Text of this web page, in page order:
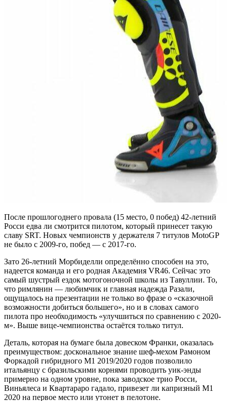
После прошлогоднего провала (15 место, 0 побед) 42-летний
Росси едва ли смотрится пилотом, который принесет такую
славу SRT. Новых чемпионств у держателя 7 титулов MotoGP
не было с 2009-го, побед — с 2017-го.
Зато 26-летний Морбиделли определённо способен на это,
надеется команда и его родная Академия VR46. Сейчас это
самый шустрый ездок мотогоночной школы из Тавуллии. То,
что римлянин — любимчик и главная надежда Разали,
ощущалось на презентации не только во фразе о «сказочной
возможности добиться большего», но и в словах самого
пилота про необходимость «улучшиться по сравнению с 2020-
м». Выше вице-чемпионства остаётся только титул.
Деталь, которая на бумаге была довеском Франки, оказалась
преимуществом: доскональное знание шеф-мехом Рамоном
Форкадой гибридного М1 2019/2020 годов позволило
итальянцу с бразильскими корнями проводить уик-энды
примерно на одном уровне, пока заводское трио Росси,
Виньялеса и Квартараро гадало, привезет ли капризный М1
2020 на первое место или утонет в пелотоне.